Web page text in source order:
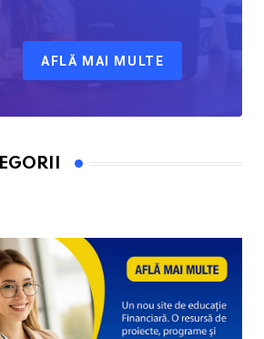
AFLĂ MAI MULTE